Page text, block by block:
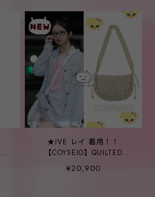
★IVE レイ 着用！！
【COYSEIO】QUILTED
CROSS BAG IVORY
¥20,900